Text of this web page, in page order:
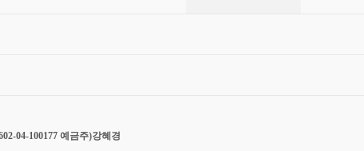
04-100177 예금주)강혜경